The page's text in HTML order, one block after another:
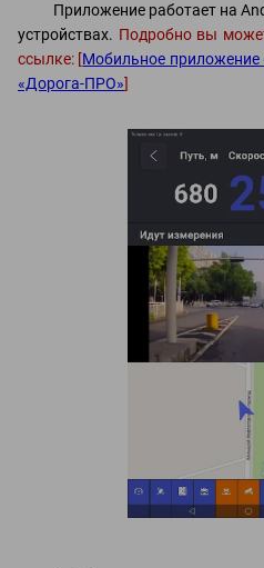
Приложение работает на
устройствах. Подробно вы
ссылке: [Мобильное приложение
«Дорога-ПРО»]